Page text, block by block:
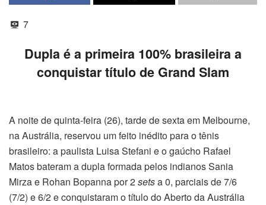
7
Dupla é a primeira 100% brasileira a
conquistar título de Grand Slam
A noite de quinta-feira (26), tarde de sexta em Melbourne,
na Austrália, reservou um feito inédito para o tênis
brasileiro: a paulista Luisa Stefani e o gaúcho Rafael
Matos bateram a dupla formada pelos indianos Sania
Mirza e Rohan Bopanna por 2setsa 0, parciais de 7/6
(7/2) e 6/2 e conquistaram o título do Aberto da Austrália